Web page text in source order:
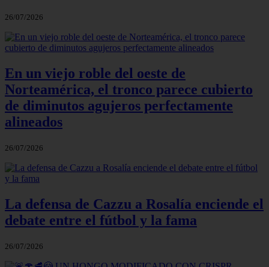
26/07/2026
En un viejo roble del oeste de
Norteamérica, el tronco parece cubierto
de diminutos agujeros perfectamente
alineados
26/07/2026
La defensa de Cazzu a Rosalía enciende el
debate entre el fútbol y la fama
26/07/2026